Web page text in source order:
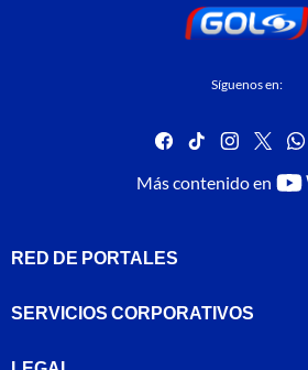
Síguenos en:
facebook
tiktok
Más contenido en
RED DE PORTALES
SERVICIOS CORPORATIVOS